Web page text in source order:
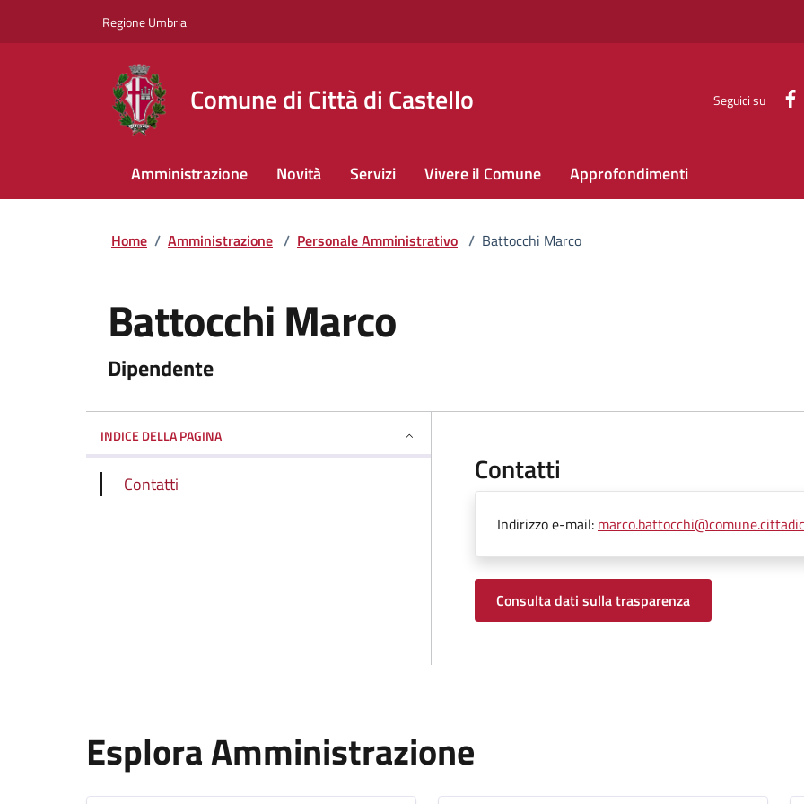
Regione Umbria
Comune di Città di Castello Seguici su
Amministrazione Novità Servizi Vivere il Comune Approfondimenti
Home / Amministrazione / Personale Amministrativo / Battocchi Marco
Battocchi Marco
Dipendente
INDICE DELLA PAGINA
Contatti Contatti
Indirizzo e-mail:
Consulta dati sulla trasparenza
Esplora Amministrazione